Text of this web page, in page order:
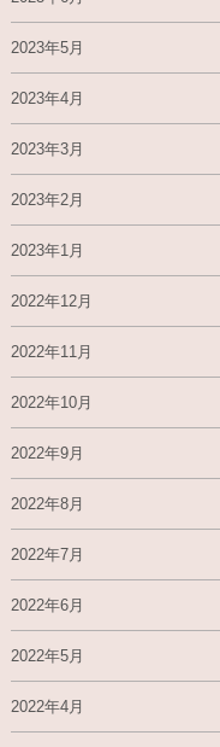
2023年5月
2023年4月
2023年3月
2023年2月
2023年1月
2022年12月
2022年11月
2022年10月
2022年9月
2022年8月
2022年7月
2022年6月
2022年5月
2022年4月